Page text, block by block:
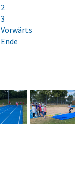
2
3
Vorwärts
Ende